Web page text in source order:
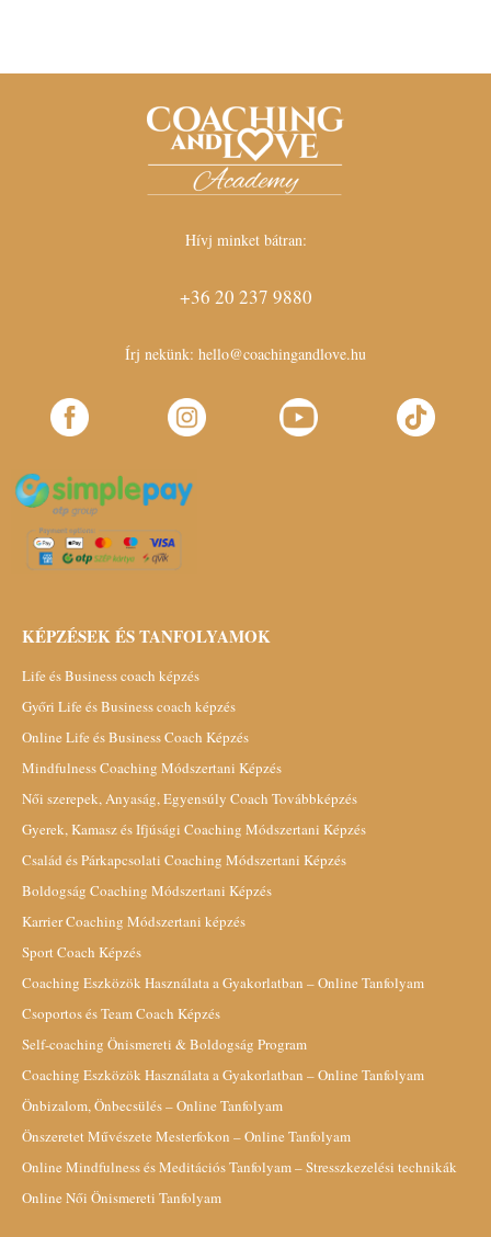
Hívj minket bátran:
+36 20 237 9880
Írj nekünk: hello@coachingandlove.hu
KÉPZÉSEK ÉS TANFOLYAMOK
Life és Business coach képzés
Győri Life és Business coach képzés
Online Life és Business Coach Képzés
Mindfulness Coaching Módszertani Képzés
Női szerepek, Anyaság, Egyensúly Coach Továbbképzés
Gyerek, Kamasz és Ifjúsági Coaching Módszertani Képzés
Család és Párkapcsolati Coaching Módszertani Képzés
Boldogság Coaching Módszertani Képzés
Karrier Coaching Módszertani képzés
Sport Coach Képzés
Coaching Eszközök Használata a Gyakorlatban – Online Tanfolyam
Csoportos és Team Coach Képzés
Self-coaching Önismereti & Boldogság Program
Coaching Eszközök Használata a Gyakorlatban – Online Tanfolyam
Önbizalom, Önbecsülés – Online Tanfolyam
Önszeretet Művészete Mesterfokon – Online Tanfolyam
Online Mindfulness és Meditációs Tanfolyam – Stresszkezelési technikák
Online Női Önismereti Tanfolyam